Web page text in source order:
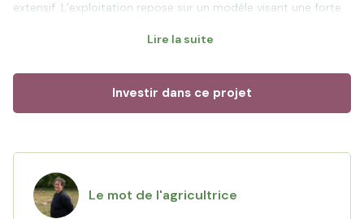
extensif. L’exploitation repose sur un modèle visant une forte
achats extérieurs. Maïs grain, orge, triticale, luzerne et
nourrir le troupeau.
mère, de son frère et de sa belle-sœur, elle s’appuie sur une
organisation collective qui permet de faire vivre une
exploitation à taille humaine, tournée vers le soin apporté aux
animaux. Le lait est collecté tous les trois jours par la
Lire la suite
Investir dans ce projet
Le mot de l'agricultrice